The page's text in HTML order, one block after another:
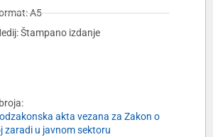
A5
Štampano izdanje
akta vezana za Zakon o
zaradi u javnom sektoru